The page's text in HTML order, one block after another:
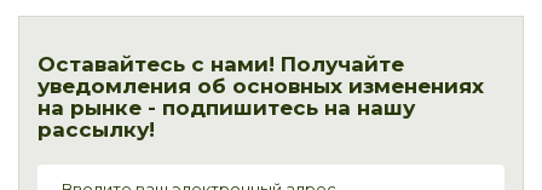
Оставайтесь с нами! Получайте
уведомления об основных изменениях
на рынке - подпишитесь на нашу
рассылку!